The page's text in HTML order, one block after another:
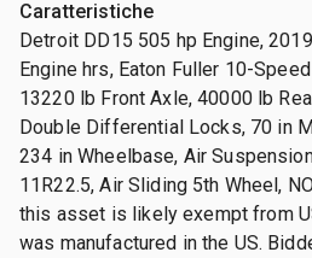
Caratteristiche
Detroit DD15 505 hp Engine,
Engine hrs, Eaton Fuller 10-
13220 lb Front Axle, 40000 lb
Double Differential Locks, 70 in
234 in Wheelbase, Air
11R22.5, Air Sliding 5th Wheel,
this asset is likely exempt from
was manufactured in the US.